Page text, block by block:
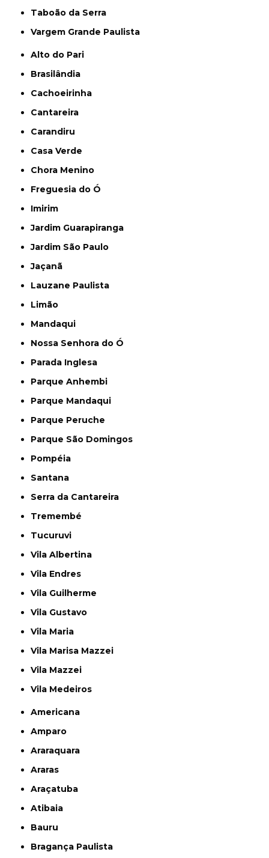
Taboão da Serra
Vargem Grande Paulista
Alto do Pari
Brasilândia
Cachoeirinha
Cantareira
Carandiru
Casa Verde
Chora Menino
Freguesia do Ó
Imirim
Jardim Guarapiranga
Jardim São Paulo
Jaçanã
Lauzane Paulista
Limão
Mandaqui
Nossa Senhora do Ó
Parada Inglesa
Parque Anhembi
Parque Mandaqui
Parque Peruche
Parque São Domingos
Pompéia
Santana
Serra da Cantareira
Tremembé
Tucuruvi
Vila Albertina
Vila Endres
Vila Guilherme
Vila Gustavo
Vila Maria
Vila Marisa Mazzei
Vila Mazzei
Vila Medeiros
Americana
Amparo
Araraquara
Araras
Araçatuba
Atibaia
Bauru
Bragança Paulista